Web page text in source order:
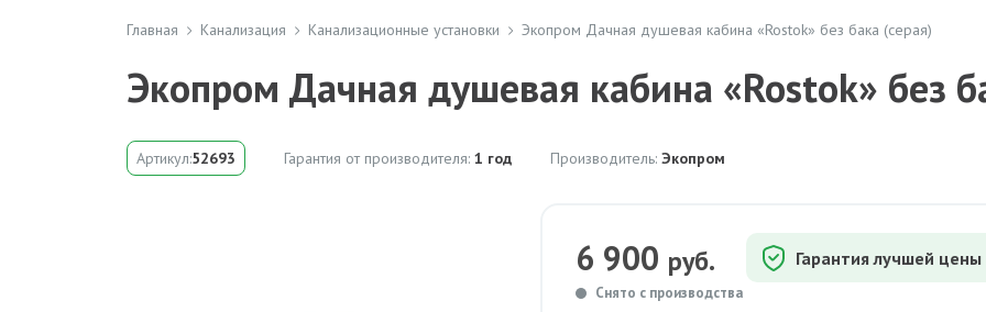
Главная Канализация Канализационные установки Экопром Дачная душевая кабина «Rostok» без бака (серая)
Экопром Дачная душевая кабина «Rostok» без
Артикул:52693 Гарантия от производителя: 1 год Производитель: Экопром
6 900 руб. Гарантия лучшей цены
Снято с производства